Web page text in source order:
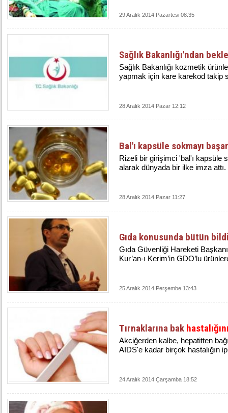
29 Aralık 2014 Pazartesi 08:35
Sağlık Bakanlığı'ndan
Sağlık Bakanlığı kozmetik
yapmak için kare karekod takip
28 Aralık 2014 Pazar 12:12
Bal'ı kapsüle sokmayı
Rizeli bir girişimci 'bal'ı kapsüle
alarak dünyada bir ilke imza attı.
28 Aralık 2014 Pazar 11:27
Gıda konusunda bütün
Gıda Güvenliği Hareketi
Kur’an-ı Kerim’in GDO’lu
25 Aralık 2014 Perşembe 13:43
Tırnaklarına bak
Akciğerden kalbe, hepatitten
AIDS'e kadar birçok hastalığın
24 Aralık 2014 Çarşamba 18:52